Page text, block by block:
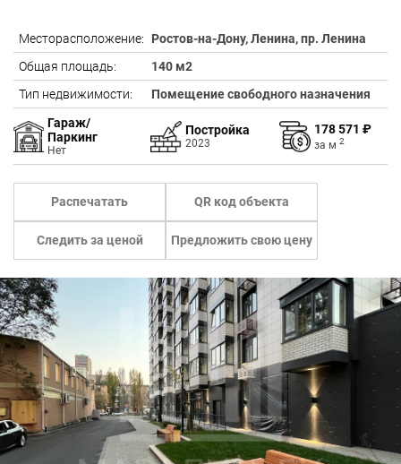
Месторасположение:
Ростов-на-Дону, Ленина, пр. Ленина
Общая площадь:
140 м2
Тип недвижимости:
Помещение свободного назначения
Гараж/
Паркинг
Нет
Постройка
2023
178 571 ₽
за м 2
Распечатать QR код объекта
Следить за ценой Предложить свою цену